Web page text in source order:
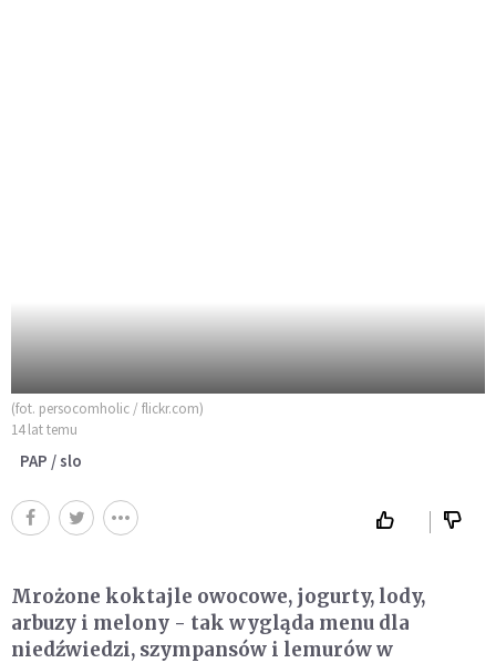
(fot. persocomholic / flickr.com)
14 lat temu
PAP / slo
Mrożone koktajle owocowe, jogurty, lody,
arbuzy i melony - tak wygląda menu dla
niedźwiedzi, szympansów i lemurów w